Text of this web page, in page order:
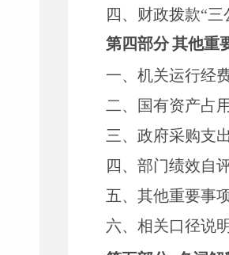
四、财政拨款“三
第四部分其他重
一、 机关运行经
二、
国有资产占
三、 政府采购支
四、 部门绩效自
五、 其他重要事
六、相关口径说明